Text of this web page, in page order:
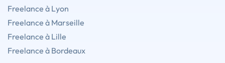
Freelance à Lyon
Freelance à Marseille
Freelance à Lille
Freelance à Bordeaux